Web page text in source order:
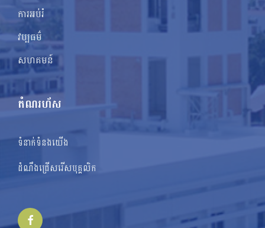
ការអប់រំ
វប្បធម៌
សហគមន៍
តំណរហ័ស
ទំនាក់ទំនងយើង
ដំណឹងជ្រើសរើសបុគ្គលិក
Facebook